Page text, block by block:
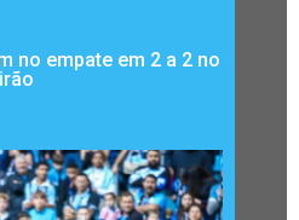
no empate em 2 a 2 no